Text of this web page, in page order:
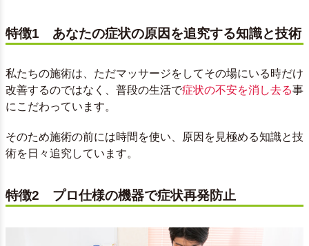
特徴1 あなたの症状の原因を追究する知識と技術
私たちの施術は、ただマッサージをしてその場にいる時だけ
改善するのではなく、普段の生活で症状の不安を消し去る事
にこだわっています。
そのため施術の前には時間を使い、原因を見極める知識と技
術を日々追究しています。
特徴2 プロ仕様の機器で症状再発防止